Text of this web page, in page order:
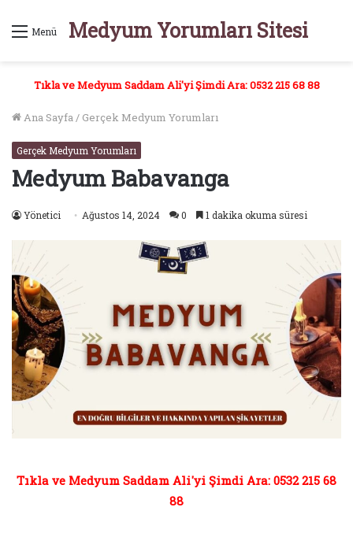
Menü Medyum Yorumları Sitesi
Tıkla ve Medyum Saddam Ali'yi Şimdi Ara: 0532 215 68 88
Ana Sayfa/ Gerçek Medyum Yorumları
Gerçek Medyum Yorumları
Medyum Babavanga
Yönetici Ağustos 14, 2024 0 1 dakika okuma süresi
Tıkla ve Medyum Saddam Ali'yi Şimdi Ara: 0532 215 68
88